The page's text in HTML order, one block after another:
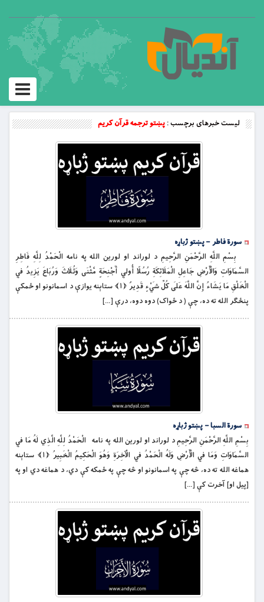
Toggle
لیست خبرهای برچسب :پښتو ترجمه قرآن کریم
سورة فاطر – پښتو ژباړه
بِسْمِ اللَّهِ الرَّحْمَنِ الرَّحِيمِ د لوراند او لورين الله په نامه الْحَمْدُ لِلَّهِ فَاطِرِ
السَّمَاوَاتِ وَالْأَرْضِ جَاعِلِ الْمَلَائِكَةِ رُسُلًا أُولِي أَجْنِحَةٍ مَّثْنَى وَثُلَاثَ وَرُبَاعَ يَزِيدُ فِي
الْخَلْقِ مَا يَشَاءُ إِنَّ اللَّهَ عَلَى كُلِّ شَيْءٍ قَدِيرٌ ﴿۱﴾ ستاېنه يوازې د اسمانونو او ځمكې
پنځګر الله ته ده، چې ( د ځواک) دوه دوه، درې […]
سورة السبا – پښتو ژباړه
بِسْمِ اللَّهِ الرَّحْمَنِ الرَّحِيمِ د لوراند او لورين الله په نامه الْحَمْدُ لِلَّهِ الَّذِي لَهُ مَا فِي
السَّمَاوَاتِ وَمَا فِي الْأَرْضِ وَلَهُ الْحَمْدُ فِي الْآخِرَةِ وَهُوَ الْحَكِيمُ الْخَبِيرُ ﴿۱﴾ ستاېنه
هماغه الله ته ده، څه چې په اسمانونو او څه چې په ځمكه كې دي، د هماغه دي او په
[پيل او] آخرت كې […]